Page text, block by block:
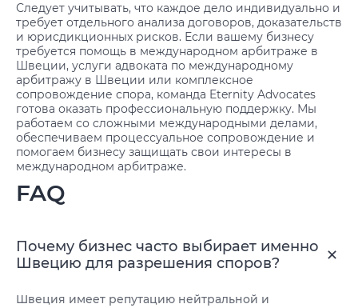
Следует учитывать, что каждое дело индивидуально и
требует отдельного анализа договоров, доказательств
и юрисдикционных рисков. Если вашему бизнесу
требуется помощь в международном арбитраже в
Швеции, услуги адвоката по международному
арбитражу в Швеции или комплексное
сопровождение спора, команда Eternity Advocates
готова оказать профессиональную поддержку. Мы
работаем со сложными международными делами,
обеспечиваем процессуальное сопровождение и
помогаем бизнесу защищать свои интересы в
международном арбитраже.
FAQ
Почему бизнес часто выбирает именно
Швецию для разрешения споров?
Швеция имеет репутацию нейтральной и